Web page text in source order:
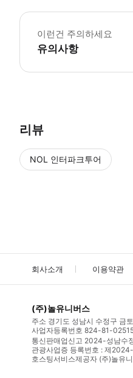
이런건 주의하세요
유의사항
리뷰
NOL 인터파크투어
회사소개 이용약관
(주)놀유니버스
주소 경기도 성남시 수정구 금
사업자등록번호 824-81-
통신판매업신고 2024-성남수
관광사업증 등록번호 : 제
호스팅서비스제공자 (주)놀유